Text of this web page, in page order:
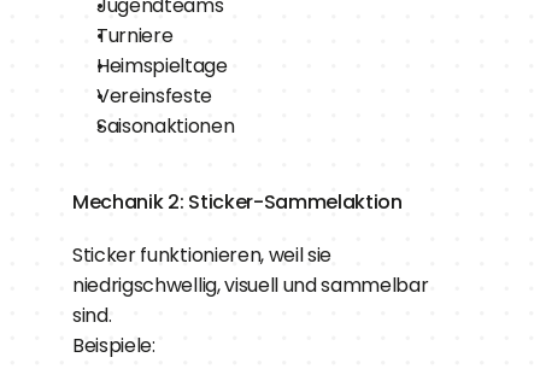
Turniere
Heimspieltage
Vereinsfeste
Saisonaktionen
Mechanik 2: Sticker-Sammelaktion
Sticker funktionieren, weil sie
niedrigschwellig, visuell und sammelbar
sind.
Beispiele: